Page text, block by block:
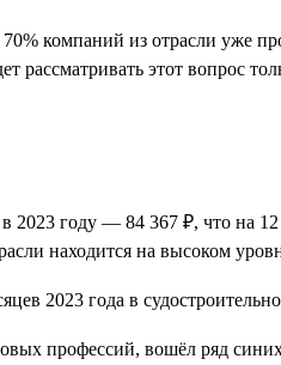
компаний из отрасли уже
рассматривать этот
2023 году — 84 367 ₽, что на
находится на высоком
профессий, вошёл ряд